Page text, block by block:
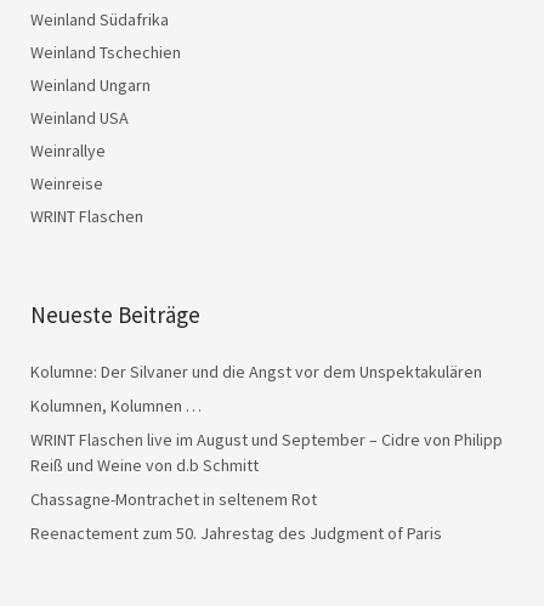
Weinland Südafrika
Weinland Tschechien
Weinland Ungarn
Weinland USA
Weinrallye
Weinreise
WRINT Flaschen
Neueste Beiträge
Kolumne: Der Silvaner und die Angst vor dem Unspektakulären
Kolumnen, Kolumnen …
WRINT Flaschen live im August und September – Cidre von Philipp
Reiß und Weine von d.b Schmitt
Chassagne-Montrachet in seltenem Rot
Reenactement zum 50. Jahrestag des Judgment of Paris